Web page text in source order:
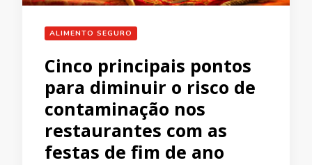
ALIMENTO SEGURO
Cinco principais pontos
para diminuir o risco de
contaminação nos
restaurantes com as
festas de fim de ano